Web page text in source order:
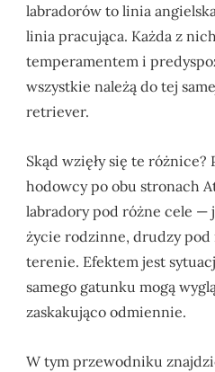
labradorów to linia
linia pracująca. Każda z
temperamentem i
wszystkie należą do tej
retriever.
Skąd wzięły się te
hodowcy po obu stronach
labradory pod różne cele —
życie rodzinne, drudzy
terenie. Efektem jest
samego gatunku mogą
zaskakująco odmiennie.
W tym przewodniku